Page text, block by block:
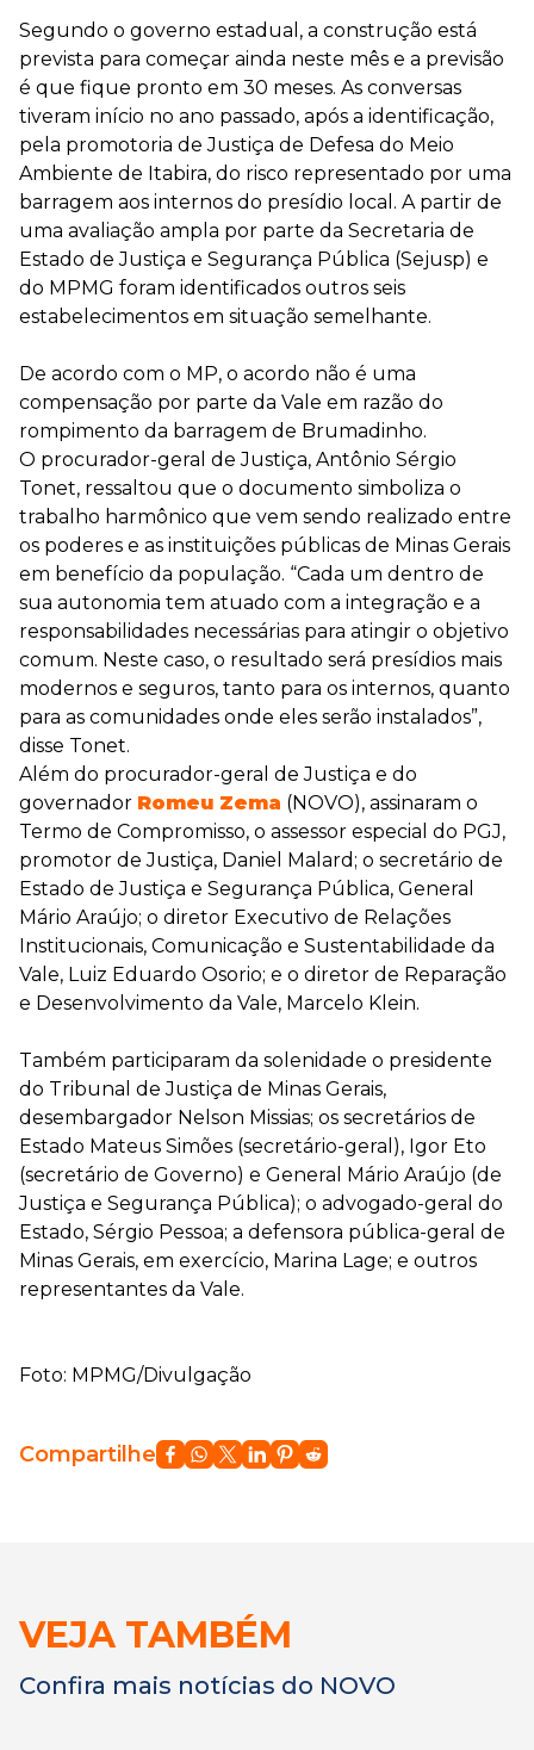
Segundo o governo estadual, a construção está
prevista para começar ainda neste mês e a previsão
é que fique pronto em 30 meses. As conversas
tiveram início no ano passado, após a identificação,
pela promotoria de Justiça de Defesa do Meio
Ambiente de Itabira, do risco representado por uma
barragem aos internos do presídio local. A partir de
uma avaliação ampla por parte da Secretaria de
Estado de Justiça e Segurança Pública (Sejusp) e
do MPMG foram identificados outros seis
estabelecimentos em situação semelhante.
De acordo com o MP, o acordo não é uma
compensação por parte da Vale em razão do
rompimento da barragem de Brumadinho.
O procurador-geral de Justiça, Antônio Sérgio
Tonet, ressaltou que o documento simboliza o
trabalho harmônico que vem sendo realizado entre
os poderes e as instituições públicas de Minas Gerais
em benefício da população. “Cada um dentro de
sua autonomia tem atuado com a integração e a
responsabilidades necessárias para atingir o objetivo
comum. Neste caso, o resultado será presídios mais
modernos e seguros, tanto para os internos, quanto
para as comunidades onde eles serão instalados”,
disse Tonet.
Além do procurador-geral de Justiça e do
governador Romeu Zema (NOVO), assinaram o
Termo de Compromisso, o assessor especial do PGJ,
promotor de Justiça, Daniel Malard; o secretário de
Estado de Justiça e Segurança Pública, General
Mário Araújo; o diretor Executivo de Relações
Institucionais, Comunicação e Sustentabilidade da
Vale, Luiz Eduardo Osorio; e o diretor de Reparação
e Desenvolvimento da Vale, Marcelo Klein.
Também participaram da solenidade o presidente
do Tribunal de Justiça de Minas Gerais,
desembargador Nelson Missias; os secretários de
Estado Mateus Simões (secretário-geral), Igor Eto
(secretário de Governo) e General Mário Araújo (de
Justiça e Segurança Pública); o advogado-geral do
Estado, Sérgio Pessoa; a defensora pública-geral de
Minas Gerais, em exercício, Marina Lage; e outros
representantes da Vale.
Foto: MPMG/Divulgação
Compartilhe
VEJA TAMBÉM
Confira mais notícias do NOVO